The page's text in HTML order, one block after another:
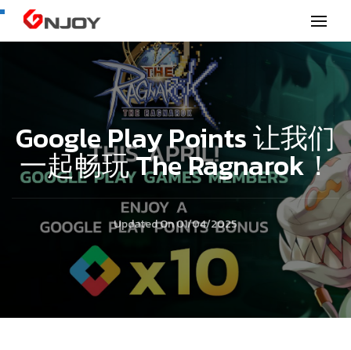
GNjoy mobile news
Google Play Points 让我们
一起畅玩 The Ragnarok！
Updated On01/04/2025